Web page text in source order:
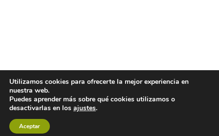
Utilizamos cookies para ofrecerte la mejor experiencia en
nuestra web.
Puedes aprender más sobre qué cookies utilizamos o
desactivarlas en los ajustes.
Aceptar